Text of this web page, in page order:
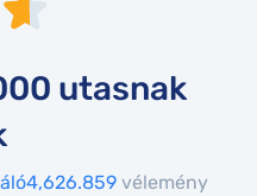
utasnak
26.859 vélemény